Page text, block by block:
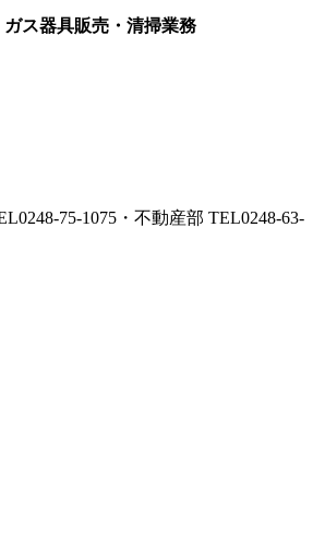
ス器具販売・清掃業務